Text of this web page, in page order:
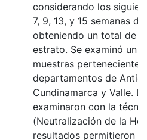
considerando los
7, 9, 13, y 15 semanas
obteniendo un total de
estrato. Se examinó un
muestras
departamentos de
Cundinamarca y Valle.
examinaron con la
(Neutralización de la
resultados permitieron